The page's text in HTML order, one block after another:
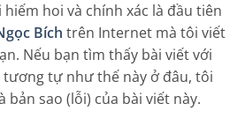
hoi và chính xác là đầu tiên
Bích trên Internet mà tôi viết
Nếu bạn tìm thấy bài viết với
tự như thế này ở đâu, tôi
bản sao (lỗi) của bài viết này.